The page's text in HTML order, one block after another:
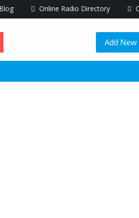
Blog Online Radio Directory
Add New